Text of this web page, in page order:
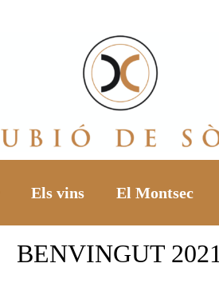
Els vins El Montsec
BENVINGUT 2021